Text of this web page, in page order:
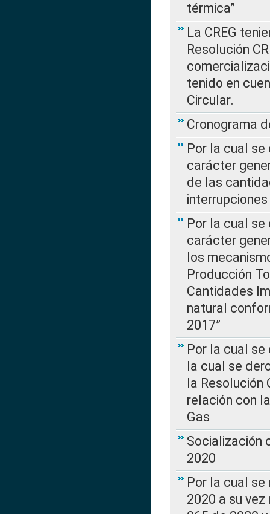
térmica”
La CREG
Resolución
tenido en
Circular.
Cronograma
Por la cual
carácter
de las
Por la cual
carácter
los
Producción
Cantidades
natural
2017”
Por la cual
la cual se
la Resolución
relación con
Gas
Socialización
2020
Por la cual se
2020 a su